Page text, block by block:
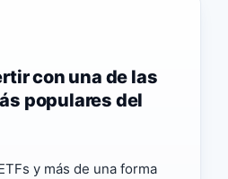
con una de las
populares del
y más de una forma